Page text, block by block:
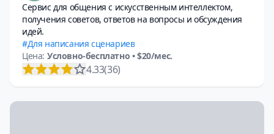
Сервис для общения с искусственным интеллектом,
получения советов, ответов на вопросы и обсуждения
идей.
Для написания сценариев
Цена: Условно-бесплатно • $20/мес.
4.33(36)